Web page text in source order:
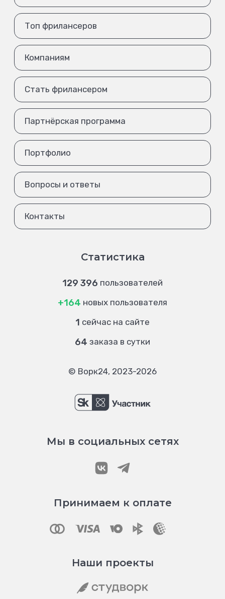
Топ фрилансеров
Компаниям
Стать фрилансером
Партнёрская программа
Портфолио
Вопросы и ответы
Контакты
Статистика
129 396 пользователей
+164 новых пользователя
1 сейчас на сайте
64 заказа в сутки
© Ворк24, 2023-2026
Мы в социальных сетях
Принимаем к оплате
Наши проекты